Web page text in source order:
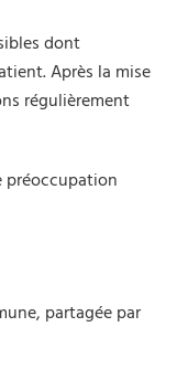
dont
Après la mise
régulièrement
préoccupation
partagée par